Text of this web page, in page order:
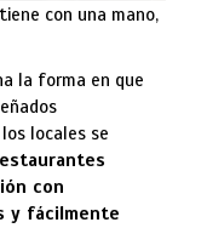
con una mano,
la forma en que
locales se
con
y fácilmente